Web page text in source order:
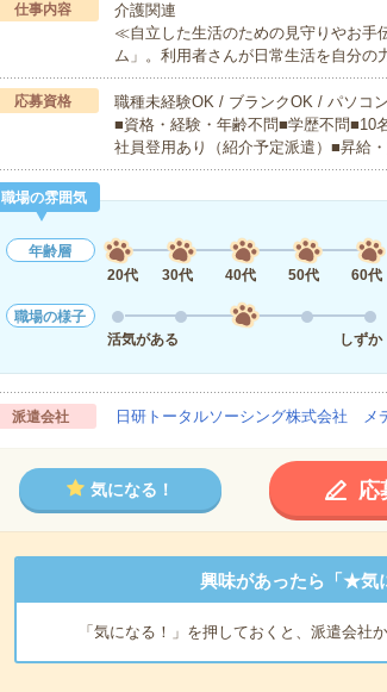
仕事内容
介護関連
≪自立した生活のための見守りやお手
ム」。利用者さんが日常生活を自分
応募資格
職種未経験OK / ブランクOK / パソコ
■資格・経験・年齢不問■学歴不問■10
社員登用あり（紹介予定派遣）■昇給
職場の雰囲気
年齢層
20代
30代 40代 50代 60代
職場の様子
活気がある
しずか
派遣会社 日研トータルソーシング株式会社 メ
気になる！ 応
興味があったら「★気
「気になる！」を押しておくと、派遣会社